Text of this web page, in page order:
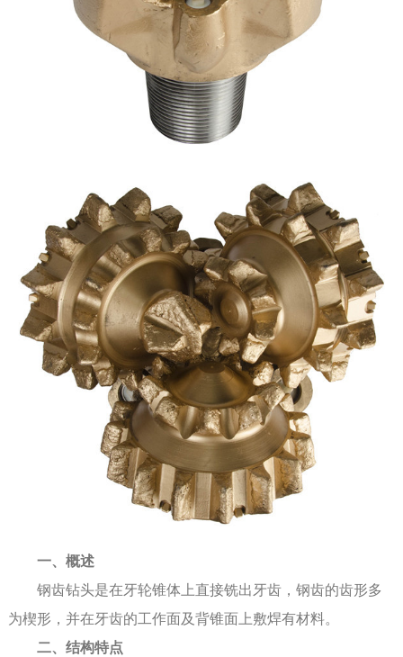
一、概述
钢齿钻头是在牙轮锥体上直接铣出牙齿，钢齿的齿形多
为楔形，并在牙齿的工作面及背锥面上敷焊有材料。
二、结构特点